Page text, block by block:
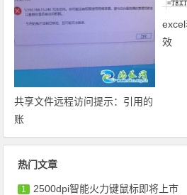
共享文件远程访问提示：引用的
账
效
热门文章
1 2500dpi智能火力键鼠标即将上市